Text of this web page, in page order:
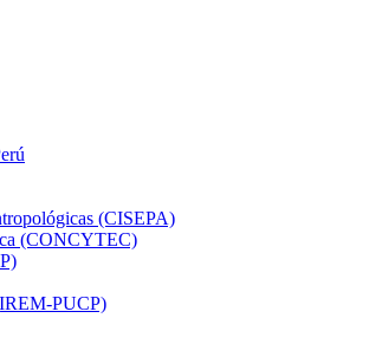
(CISEPA)
(CONCYTEC)
PUCP)